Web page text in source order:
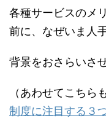
各種サービスのメ
前に、なぜいま人
背景をおさらいさ
（あわせてこちら
制度に注目する３